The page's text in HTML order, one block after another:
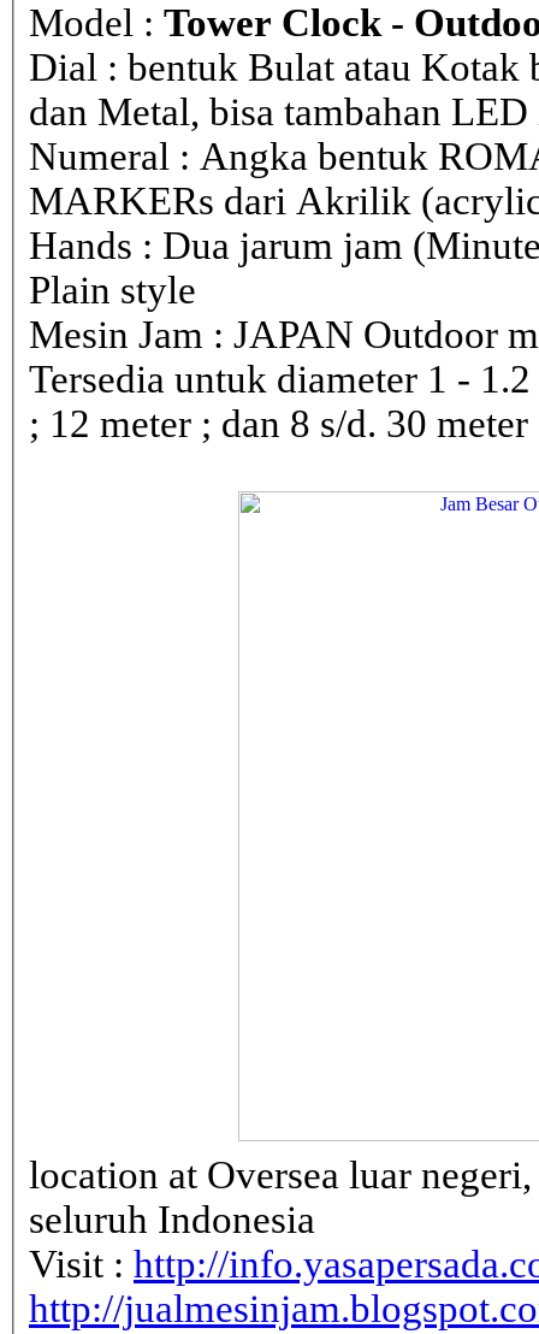
Model : Tower Clock -
Dial : bentuk Bulat atau
dan Metal, bisa tambahan
Numeral : Angka bentuk
MARKERs dari Akrilik
Hands : Dua jarum jam
Plain style
Mesin Jam : JAPAN Outdoor
Tersedia untuk diameter 1 -
; 12 meter ; dan 8 s/d. 30 meter
location at Oversea luar
seluruh Indonesia
Visit : http://
http://